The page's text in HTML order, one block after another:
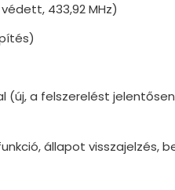
433,92 MHz)
(új, a felszerelést
állapot visszajelzés,